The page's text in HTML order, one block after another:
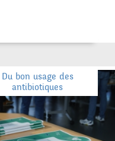
Du bon usage des
antibiotiques